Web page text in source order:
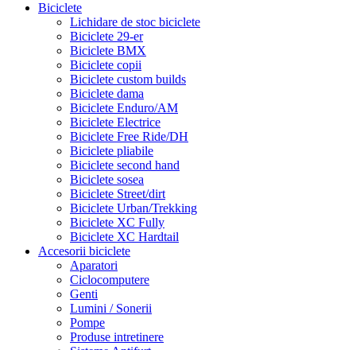
Biciclete
Lichidare de stoc biciclete
Biciclete 29-er
Biciclete BMX
Biciclete copii
Biciclete custom builds
Biciclete dama
Biciclete Enduro/AM
Biciclete Electrice
Biciclete Free Ride/DH
Biciclete pliabile
Biciclete second hand
Biciclete sosea
Biciclete Street/dirt
Biciclete Urban/Trekking
Biciclete XC Fully
Biciclete XC Hardtail
Accesorii biciclete
Aparatori
Ciclocomputere
Genti
Lumini / Sonerii
Pompe
Produse intretinere